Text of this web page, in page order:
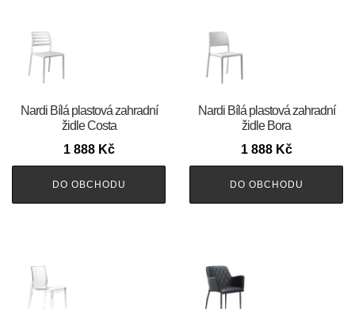
Nardi Bílá plastová zahradní
židle Costa
1 888 Kč
DO OBCHODU
Nardi Bílá plastová zahradní
židle Bora
1 888 Kč
DO OBCHODU